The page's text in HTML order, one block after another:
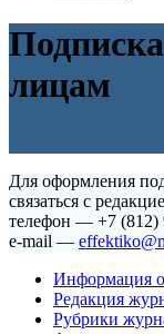
лицам
Для оформления
связаться с
телефон — +7 (812)
e-mail —
Информация
Редакция
Рубрики